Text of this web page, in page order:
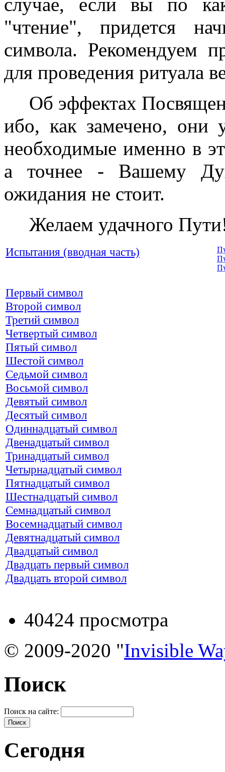
"чтение", придется
символа. Рекомендуем
для проведения ритуала
Об эффектах
ибо, как замечено, они
необходимые именно в
а точнее - Вашему
ожидания не стоит.
Желаем удачного
Испытания (вводная часть)
Первый символ
Второй символ
Третий символ
Четвертый символ
Пятый символ
Шестой символ
Седьмой символ
Восьмой символ
Девятый символ
Десятый символ
Одиннадцатый символ
Двенадцатый символ
Тринадцатый символ
Четырнадцатый символ
Пятнадцатый символ
Шестнадцатый символ
Семнадцатый символ
Восемнадцатый символ
Девятнадцатый символ
Двадцатый символ
Двадцать первый символ
Двадцать второй символ
40424 просмотра
© 2009-2020 "Invisible
Поиск
Поиск на сайте:
Сегодня